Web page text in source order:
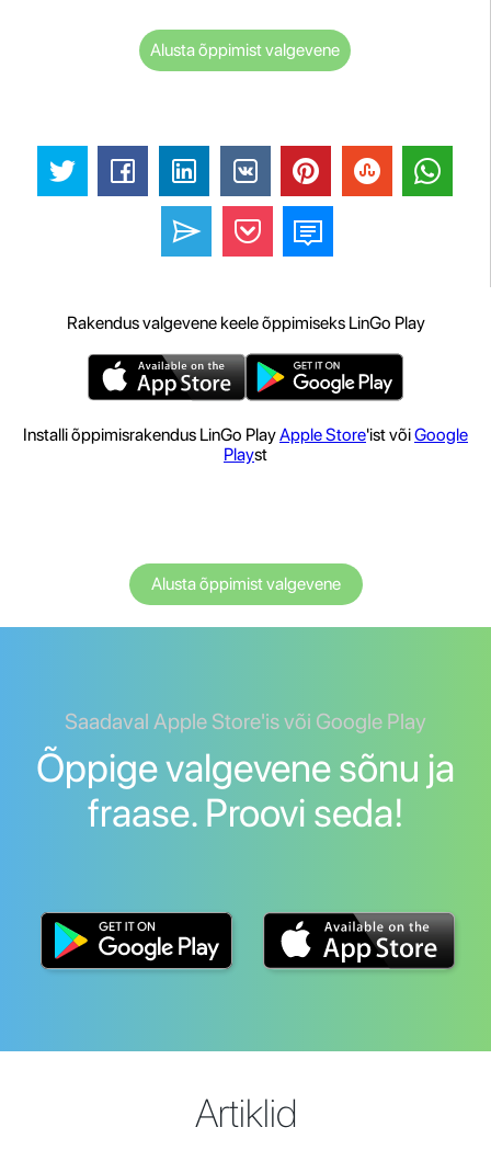
Alusta õppimist valgevene
Rakendus valgevene keele õppimiseks LinGo Play
Installi õppimisrakendus LinGo PlayApple Store'ist võiGoogle
Playst
Alusta õppimist valgevene
Saadaval Apple Store'is või Google Play
Õppige valgevene sõnu ja
fraase. Proovi seda!
Artiklid